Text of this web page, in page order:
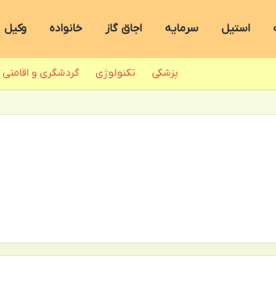
استیل سرمایه اجاق گاز خانواده وکیل
پزشکی تکنولوژی گردشگری و اقامتی